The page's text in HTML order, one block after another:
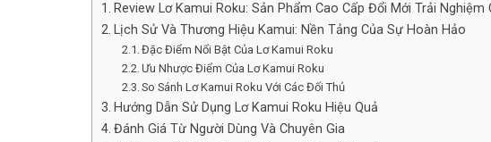
Review Lơ Kamui Roku: Sản Phẩm Cao Cấp Đổi Mới Trải Nghiệm
Lịch Sử Và Thương Hiệu Kamui: Nền Tảng Của Sự Hoàn Hảo
Đặc Điểm Nổi Bật Của Lơ Kamui Roku
Ưu Nhược Điểm Của Lơ Kamui Roku
So Sánh Lơ Kamui Roku Với Các Đối Thủ
Hướng Dẫn Sử Dụng Lơ Kamui Roku Hiệu Quả
Đánh Giá Từ Người Dùng Và Chuyên Gia